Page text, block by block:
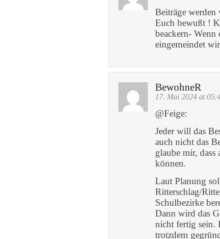
Beiträge werden
Euch bewußt !
beackern-
eingemeindet
BewohneR
17. Mai 2024 at
@Feige:
Jeder will das
auch nicht das
glaube mir, dass
können.
Laut Planung
Ritterschlag/
Schulbezirke
Dann wird das
nicht fertig sein.
trotzdem